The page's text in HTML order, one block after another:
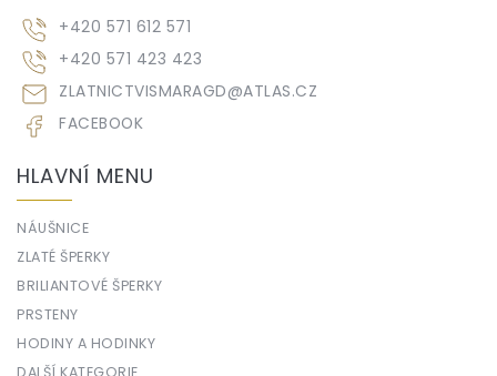
ZLATNICTVISMARAGD@ATLAS.CZ
+420 571 612 571
+420 571 423 423
FACEBOOK
HLAVNÍ MENU
NÁUŠNICE
ZLATÉ ŠPERKY
BRILIANTOVÉ ŠPERKY
PRSTENY
HODINY A HODINKY
DALŠÍ KATEGORIE